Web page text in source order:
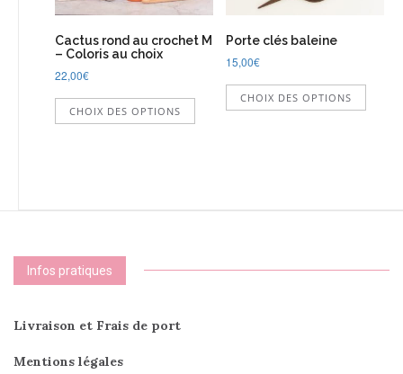
produit
Cactus rond au crochet M
– Coloris au choix
22,00€
CHOIX DES OPTIONS
Ce
produit
sur
Porte clés baleine
15,00€
CHOIX DES OPTIONS
Ce
Infos pratiques
Livraison et Frais de port
Mentions légales